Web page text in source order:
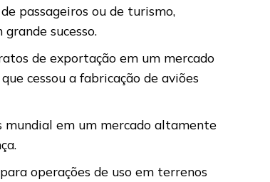
passageiros ou de turismo,
sucesso.
de exportação em um mercado
cessou a fabricação de aviões
mundial em um mercado altamente
operações de uso em terrenos